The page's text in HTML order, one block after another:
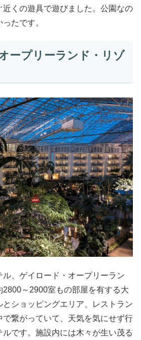
くの遊具で遊びました。公園なの
たです。
ープリーランド・リゾ
ル、ゲイロード・オープリーラン
2800～2900室もの部屋を有する大
とショッピングエリア、レストラン
で繋がっていて、天気を気にせず行
ルです。施設内には木々が生い茂る